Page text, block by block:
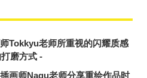
Tokkyu老师所重视的闪耀质感
磨方式 -
画师Nagu老师分享重绘作品时